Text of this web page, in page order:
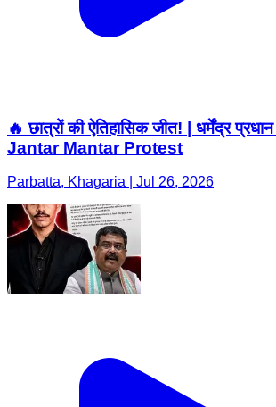
🔥 छात्रों की ऐतिहासिक जीत! | धर्मेंद्र
Jantar Mantar Protest
Parbatta, Khagaria | Jul 26, 2026